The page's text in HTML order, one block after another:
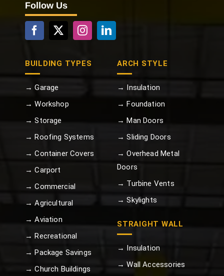
Follow Us
BUILDING TYPES
→ Garage
→ Workshop
→ Storage
→ Roofing Systems
→ Container Covers
→ Carport
→ Commercial
→ Agricultural
→ Aviation
→ Recreational
→ Package Savings
→ Church Buildings
ARCH STYLE
→ Insulation
→ Foundation
→ Man Doors
→ Sliding Doors
→ Overhead Metal
Doors
→ Turbine Vents
→ Skylights
STRAIGHT WALL
→ Insulation
→ Wall Accessories